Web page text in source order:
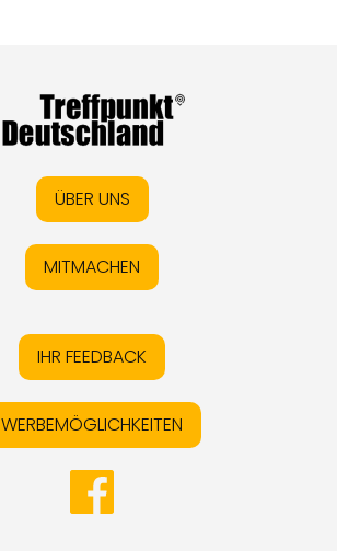
ÜBER UNS
MITMACHEN
IHR FEEDBACK
WERBEMÖGLICHKEITEN